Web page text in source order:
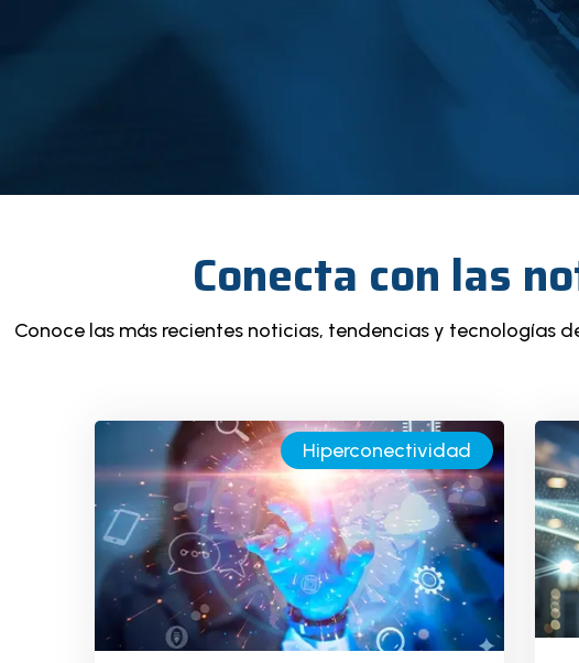
Conecta con las
Conoce las más recientes noticias, tendencias y tecnologías
Hiperconectividad